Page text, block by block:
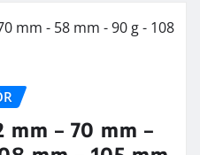
mm – 70 mm –